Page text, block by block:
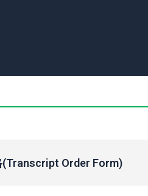
(Transcript Order Form)